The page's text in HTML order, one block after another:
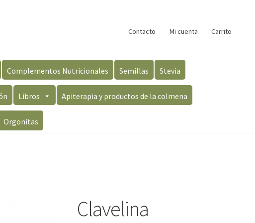
Contacto Mi cuenta Carrito
Complementos Nutricionales Semillas Stevia
Libros Apiterapia y productos de la colmena
Orgonitas
Clavelina